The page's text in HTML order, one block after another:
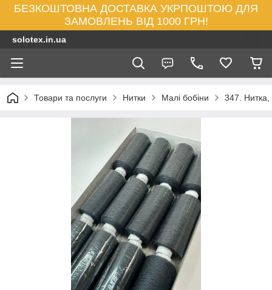
БЕЗКОШТОВНА ДОСТАВКА УКРПОШТОЮ ДЛЯ
ЗАМОВЛЕНЬ ВІД 1000 ГРН!
solotex.in.ua
Товари та послуги Нитки Малі бобіни 347.